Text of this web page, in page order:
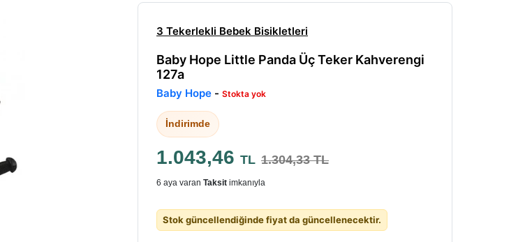
3 Tekerlekli Bebek Bisikletleri
Baby Hope Little Panda Üç Teker Kahverengi
127a
Baby Hope - Stokta yok
İndirimde
1.043,46 TL 1.304,33 TL
6 aya varan Taksit imkanıyla
Stok güncellendiğinde fiyat da güncellenecektir.